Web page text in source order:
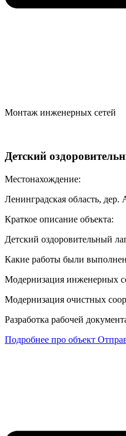
Монтаж инженерных сетей
Детский
Местонахождение:
Ленинградская область,
Краткое описание объекта:
Детский оздоровительный
Какие работы были
Модернизация инженерных
Модернизация очистных
Разработка рабочей
Подробнее про объект